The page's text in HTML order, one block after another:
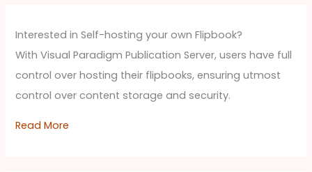
Interested in Self-hosting your own Flipbook?
With Visual Paradigm Publication Server, users have full
control over hosting their flipbooks, ensuring utmost
control over content storage and security.
Read More